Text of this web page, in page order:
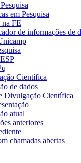
em Pesquisa
na FE
de informações de
Científica
de dados
Divulgação Científica
atual
anteriores
chamadas abertas